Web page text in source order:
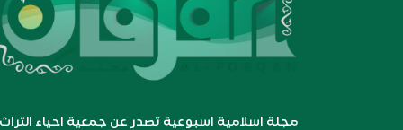
مجلة اسلامية اسبوعية تصدر عن جمعية احياء التراث